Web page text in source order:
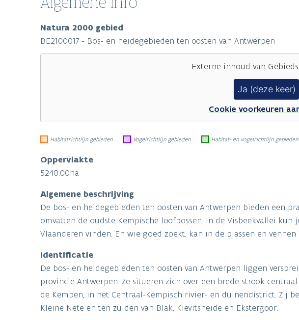
Natura 2000 gebied
BE2100017 - Bos- en heidegebieden ten oosten van Antwerpen
Externe inhoud van
Ja (deze keer)
Cookie voorkeuren
Habitatrichtlijn gebieden Vogelrichtlijn gebieden Habitat- en vogelrichtlijn gebieden
Oppervlakte
5240.00ha
Algemene beschrijving
De bos- en heidegebieden ten oosten van Antwerpen bieden een
omvatten de oudste Kempische loofbossen. In de Visbeekvallei kun
Vlaanderen vinden. En wie goed zoekt, kan in de plassen en
Identificatie
De bos- en heidegebieden ten oosten van Antwerpen liggen
provincie Antwerpen. Ze situeren zich over een brede strook
de Kempen, in het Centraal-Kempisch rivier- en duinendistrict. Zij
Kleine Nete en ten zuiden van Blak, Kievitsheide en Ekstergoor.